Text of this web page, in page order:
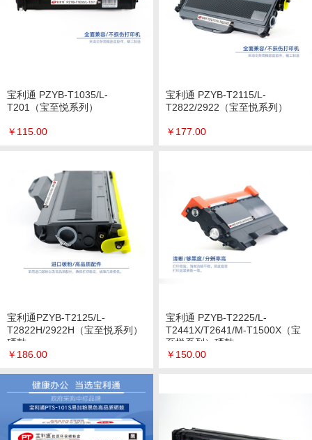
宝利通 PZYB-T1035/L-
T201（宝至悦系列）
￥ 115.00
宝利通 PZYB-T2115/L-
T2822/2922（宝至悦系列）
￥ 177.00
宝利通PZYB-T2125/L-
T2822H/2922H（宝至悦系列）
硒鼓
￥ 186.00
宝利通 PZYB-T2225/L-
T2441X/T2641/M-T1500X（宝
至悦系列）硒鼓
￥ 150.00